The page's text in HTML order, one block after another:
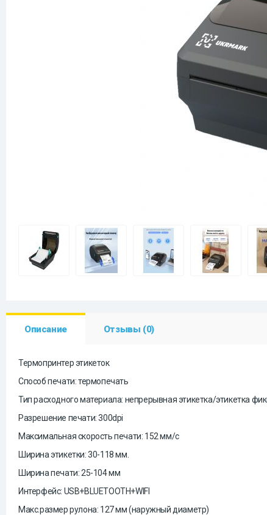
Описание Отзывы (0)
Термопринтер этикеток
Способ печати: термопечать
Тип расходного материала: непрерывная этикетка/этикетка
Разрешение печати: 300dpi
Максимальная скорость печати: 152 мм/с
Ширина этикетки: 30-118 мм.
Ширина печати: 25-104 мм
Интерфейс: USB+BLUETOOTH+WIFI
Макс.размер рулона: 127 мм (наружный диаметр)